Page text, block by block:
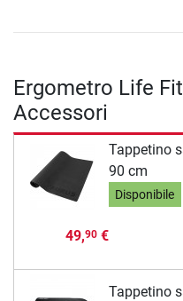
Ergometro Life
Accessori
Tappetino
90 cm
Disponibile
49,90€
Tappetino